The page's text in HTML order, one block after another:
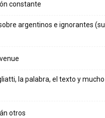
constante
argentinos e ignorantes (su
la palabra, el texto y mucho
otros